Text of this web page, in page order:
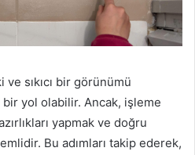
sıkıcı bir görünümü
yol olabilir. Ancak, işleme
yapmak ve doğru
Bu adımları takip ederek,